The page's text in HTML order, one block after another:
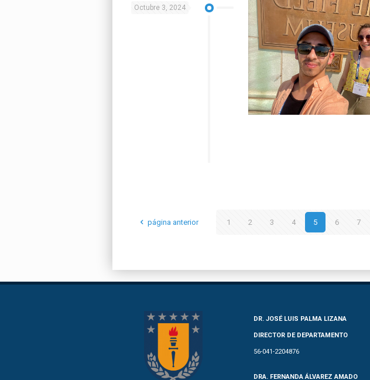
Octubre 3, 2024
página anterior 1 2 3 4 5 6 7
DR. JOSÉ LUIS PALMA LIZANA
DIRECTOR DE DEPARTAMENTO
56-041-2204876
DRA. FERNANDA ÁLVAREZ AMADO